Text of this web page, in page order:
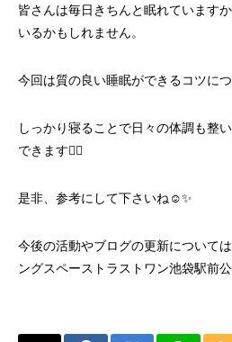
皆さんは毎日きちんと眠れています
いるかもしれません。
今回は質の良い睡眠ができるコツに
しっかり寝ることで日々の体調も整
できます🙆‍♀️
是非、参考にして下さいね☺️✨
今後の活動やブログの更新については
ングスペーストラストワン池袋駅前